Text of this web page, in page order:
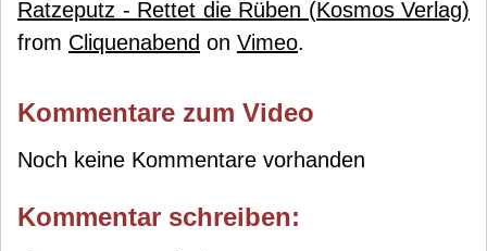
Ratzeputz - Rettet die Rüben (Kosmos Verlag)
from Cliquenabend on Vimeo.
Kommentare zum Video
Noch keine Kommentare vorhanden
Kommentar schreiben: